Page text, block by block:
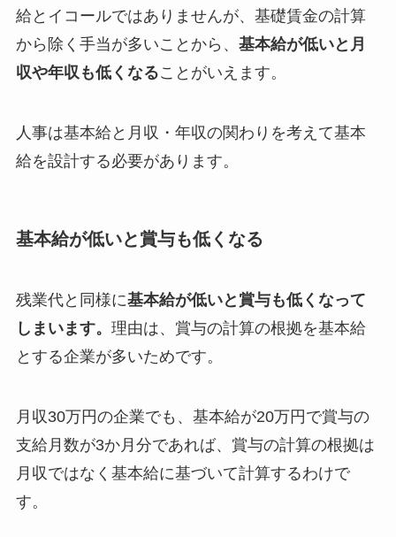
給とイコールではありませんが、基礎賃金の計算
から除く手当が多いことから、 基本給が低いと月
収や年収も低くなることがいえます。
人事は基本給と月収・年収の関わりを考えて基本
給を設計する必要があります。
基本給が低いと賞与も低くなる
残業代と同様に基本給が低いと賞与も低くなって
しまいます。 理由は、賞与の計算の根拠を基本給
とする企業が多いためです。
月収30万円の企業でも、基本給が20万円で賞与の
支給月数が3か月分であれば、賞与の計算の根拠は
月収ではなく基本給に基づいて計算するわけで
す。